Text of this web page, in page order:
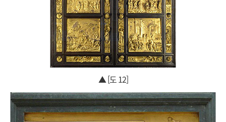
▲ [도 12]